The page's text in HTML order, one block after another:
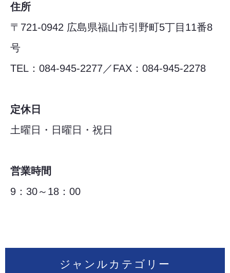
ジャンルカテゴリー
住所
〒721-0942 広島県福山市引野町5丁目11番8
号
TEL：084-945-2277／FAX：084-945-2278
定休日
土曜日・日曜日・祝日
営業時間
9：30～18：00